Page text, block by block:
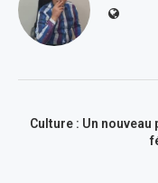
Culture : Un